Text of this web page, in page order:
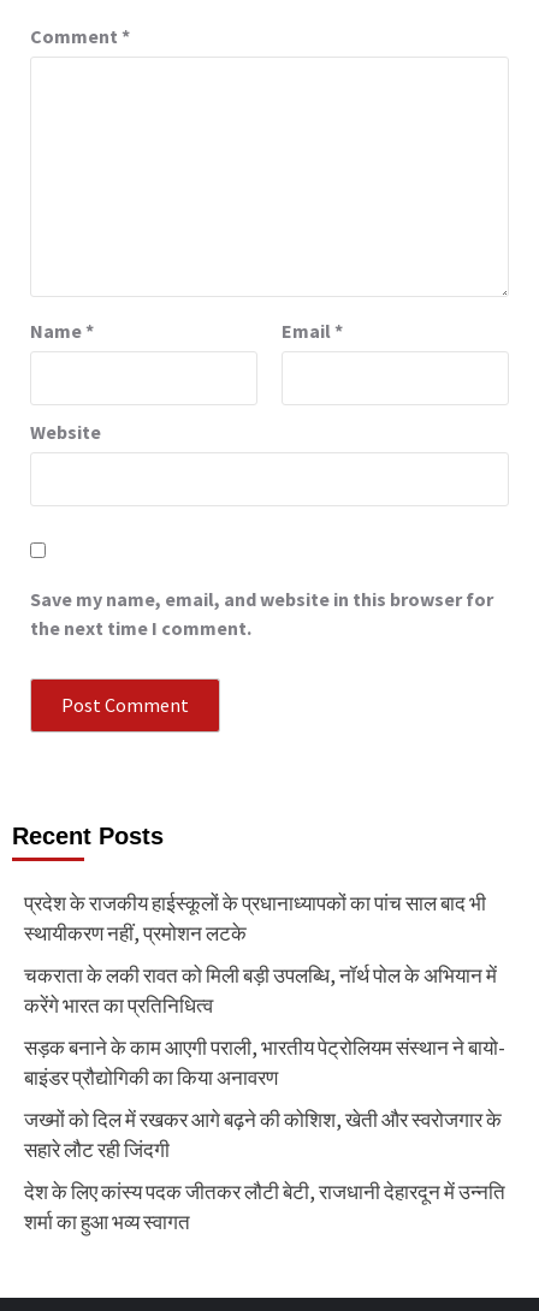
Comment *
Name* Email *
Website
Save my name, email, and website in this browser for
the next time I comment.
Recent Posts
प्रदेश के राजकीय हाईस्कूलों के प्रधानाध्यापकों का पांच साल बाद भी
स्थायीकरण नहीं, प्रमोशन लटके
चकराता के लकी रावत को मिली बड़ी उपलब्धि, नॉर्थ पोल के अभियान में
करेंगे भारत का प्रतिनिधित्व
सड़क बनाने के काम आएगी पराली, भारतीय पेट्रोलियम संस्थान ने बायो-
बाइंडर प्रौद्योगिकी का किया अनावरण
जख्मों को दिल में रखकर आगे बढ़ने की कोशिश, खेती और स्वरोजगार के
सहारे लौट रही जिंदगी
देश के लिए कांस्य पदक जीतकर लौटी बेटी, राजधानी देहारदून में उन्नति
शर्मा का हुआ भव्य स्वागत